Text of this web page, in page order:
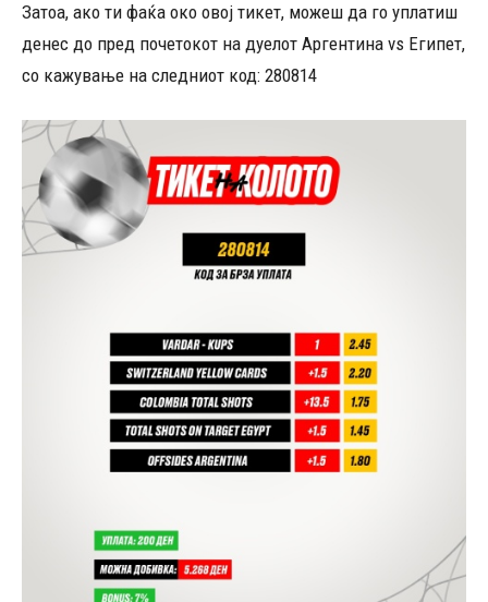
Затоа, ако ти фаќа око овој тикет, можеш да го уплатиш
денес до пред почетокот на дуелот Аргентина vs Египет,
со кажување на следниот код: 280814